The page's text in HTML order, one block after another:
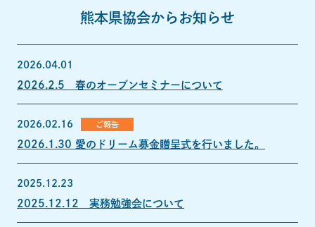
熊本県協会からお知らせ
2026.04.01
2026.2.5 春のオープンセミナーについて
2026.02.16 ご報告
2026.1.30 愛のドリーム募金贈呈式を行いました。
2025.12.23
2025.12.12 実務勉強会について